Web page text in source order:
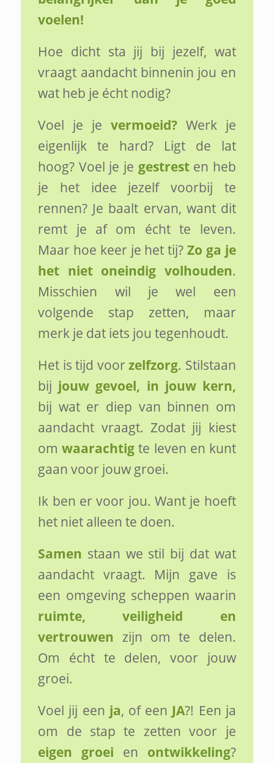
voelen!
Hoe dicht sta jij bij jezelf, wat
vraagt aandacht binnenin jou en
wat heb je écht nodig?
Voel je je vermoeid?Werk je
eigenlijk te hard? Ligt de lat
hoog? Voel je je gestresten heb
je het idee jezelf voorbij te
rennen? Je baalt ervan, want dit
remt je af om écht te leven.
Maar hoe keer je het tij?Zo ga je
het niet oneindig volhouden.
Misschien wil je wel een
volgende stap zetten, maar
merk je dat iets jou tegenhoudt.
Het is tijd voorzelfzorg. Stilstaan
bij jouw gevoel, in jouw kern,
bij wat er diep van binnen om
aandacht vraagt. Zodat jij kiest
omwaarachtig te leven en kunt
gaan voor jouw groei.
Ik ben er voor jou. Want je hoeft
het niet alleen te doen.
Samen staan we stil bij dat wat
aandacht vraagt. Mijn gave is
een omgeving scheppen waarin
ruimte, veiligheid en
vertrouwen zijn om te delen.
Om écht te delen, voor jouw
groei.
Voel jij een ja, of een JA?! Een ja
om de stap te zetten voor je
eigen groei en ontwikkeling?